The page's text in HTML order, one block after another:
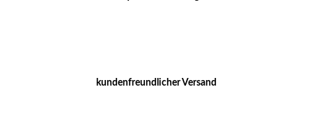
kundenfreundlicher Versand